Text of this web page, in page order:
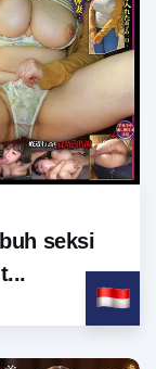
seksi